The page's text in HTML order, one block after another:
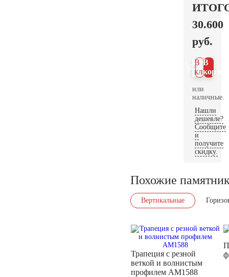
30.600
руб.
В
В 1
клик
или
наличные.
Нашли
дешевле?
Сообщите
и
получите
скидку.
Похожие
Вертикальные
Трапеция с резной
веткой и волнистым
профилем AM1588